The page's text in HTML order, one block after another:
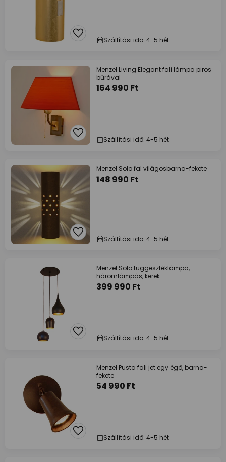
Szállítási idő: 4-5 hét
Menzel Living Elegant fali lámpa piros
búrával
164 990 Ft
Szállítási idő: 4-5 hét
Menzel Solo fal világosbarna-fekete
148 990 Ft
Szállítási idő: 4-5 hét
Menzel Solo függesztéklámpa,
háromlámpás, kerek
399 990 Ft
Szállítási idő: 4-5 hét
Menzel Pusta fali jet egy égő, barna-
fekete
54 990 Ft
Szállítási idő: 4-5 hét